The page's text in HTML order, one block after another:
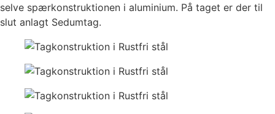
Passagerlandgang, Stena Line Grenaa
Øvre klap til bilrampe, Odden Færgehavn
Bilrampe, Molslinjen
Operapavillonen, København
Passagerlandgang, Rødby
selve spærkonstruktionen i aluminium. På taget er der til
slut anlagt Sedumtag.